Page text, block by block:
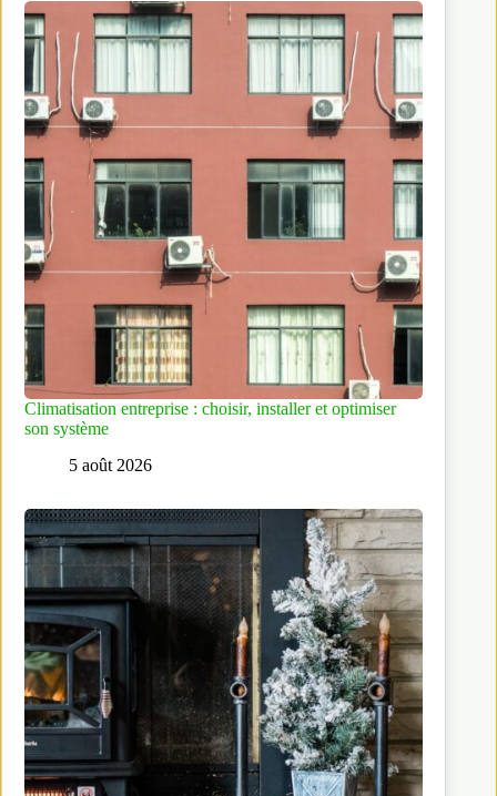
Climatisation entreprise : choisir, installer et optimiser
son système
5 août 2026